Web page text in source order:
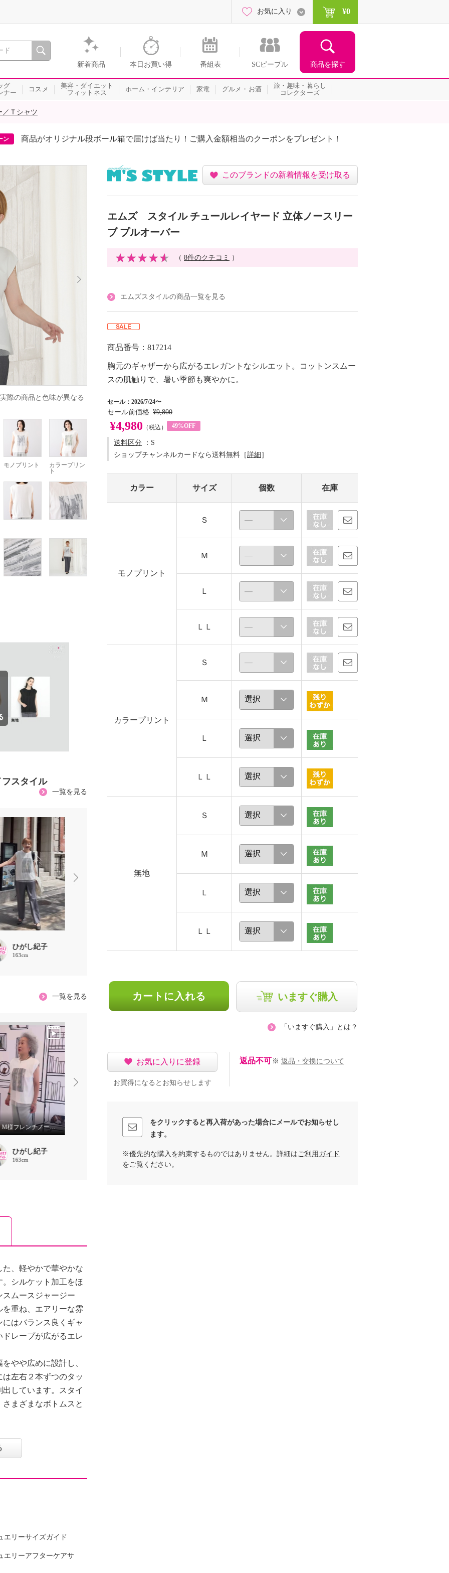
。通販・テレビショッピングのショップチャンネル
新着商品 本日お買い得 番組表 SCピープル 商品を探す
お気に入り ¥0
グ
ナー
コスメ
美容・ダイエット
フィットネス
ホーム・インテリア 家電 グルメ・お酒
旅・趣味・暮らし
コレクターズ
／Ｔシャツ
ン 商品がオリジナル段ボール箱で届けば当たり！ご購入金額相当のクーポンをプレゼント！
際の商品と色味が異なる
モノプリント
カラープリン
ト
スタイル
一覧を見る
ひがし紀子
163cm
一覧を見る
86歳、M様フレンチノースリが素敵
ひがし紀子
163cm
千島里奈
大人カジュアルコーデ
千島里奈
157cm
爽やかカジュアルコーデ
千島里奈
、軽やかで華やかな
シルケット加工をほ
ムースジャージー
重ね、エアリーな雰
はバランス良くギャ
レープが広がるエレ
やや広めに設計し、
左右２本ずつのタッ
しています。スタイ
まざまなボトムスと
エリーサイズガイド
エリーアフターケアサ
このブランドの新着情報を受け取る
エムズ スタイル チュールレイヤード 立体ノースリー
ブ プルオーバー
（ 8件のクチコミ ）
エムズスタイルの商品一覧を見る
商品番号：817214
胸元のギャザーから広がるエレガントなシルエット。コットンスムー
スの肌触りで、暑い季節も爽やかに。
セール：2026/7/24〜
セール前価格 ¥9,800
¥4,980 （税込） 49%OFF
送料区分 ：S
ショップチャンネルカードなら送料無料［詳細 ］
カラー サイズ 個数 在庫
モノプリント
Ｓ
Ｍ
Ｌ
ＬＬ
カラープリント
Ｓ
Ｍ
Ｌ
ＬＬ
無地
Ｓ
Ｍ
Ｌ
ＬＬ
カートに入れる いますぐ購入
「いますぐ購入」とは？
お気に入りに登録
お買得になるとお知らせします
返品不可 ※ 返品・交換について
をクリックすると再入荷があった場合にメールでお知らせし
ます。
※優先的な購入を約束するものではありません。詳細は ご利用ガイド
をご覧ください。